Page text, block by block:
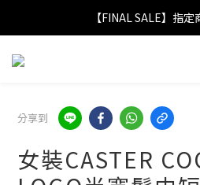
【FINAL SALE】指
【FINAL SALE】指
折實滿$2,000送LOGO野餐墊
【FINAL SALE】指定
分享到
女裝CASTER